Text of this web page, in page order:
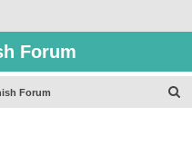
Forum
Forum